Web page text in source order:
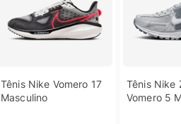
Tênis Nike Vomero 17
Masculino
Tênis Nike
Vomero 5